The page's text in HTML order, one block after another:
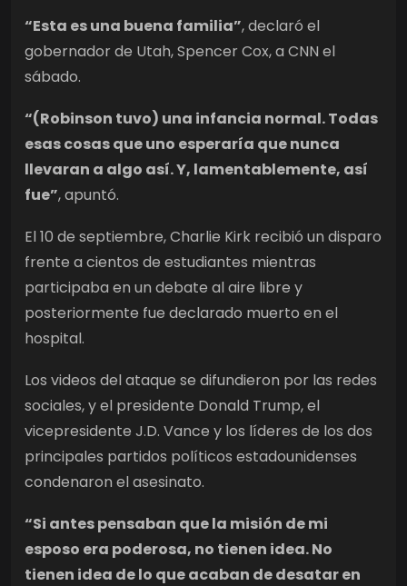
“Esta es una buena familia”, declaró el
gobernador de Utah, Spencer Cox, a CNN el
sábado.
“(Robinson tuvo) una infancia normal. Todas
esas cosas que uno esperaría que nunca
llevaran a algo así. Y, lamentablemente, así
fue”, apuntó.
El 10 de septiembre, Charlie Kirk recibió un disparo
frente a cientos de estudiantes mientras
participaba en un debate al aire libre y
posteriormente fue declarado muerto en el
hospital.
Los videos del ataque se difundieron por las redes
sociales, y el presidente Donald Trump, el
vicepresidente J.D. Vance y los líderes de los dos
principales partidos políticos estadounidenses
condenaron el asesinato.
“Si antes pensaban que la misión de mi
esposo era poderosa, no tienen idea. No
tienen idea de lo que acaban de desatar en